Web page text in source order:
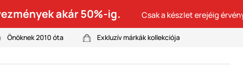
akár 50%-ig. Csak a készlet erejéig
Önöknek 2010 óta Exkluzív márkák kollekciója